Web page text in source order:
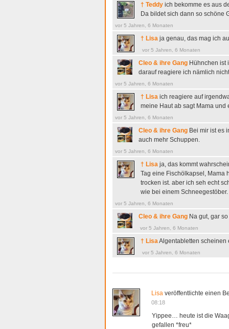
† Teddy ich bekomme es aus
Da bildet sich dann so schöne
vor 5 Jahren, 6 Monaten
† Lisa ja genau, das mag ich
vor 5 Jahren, 6 Monaten
Cleo & ihre Gang Hühnchen ist
darauf reagiere ich nämlich
vor 5 Jahren, 6 Monaten
† Lisa ich reagiere auf
meine Haut ab sagt Mama und
vor 5 Jahren, 6 Monaten
Cleo & ihre Gang Bei mir ist es
auch mehr Schuppen.
vor 5 Jahren, 6 Monaten
† Lisa ja, das kommt
Tag eine Fischölkapsel, Mama
trocken ist. aber ich seh echt
wie bei einem Schneegestöber.
vor 5 Jahren, 6 Monaten
Cleo & ihre Gang Na gut, gar
vor 5 Jahren, 6 Monaten
† Lisa Algentabletten scheinen
vor 5 Jahren, 6 Monaten
Lisa veröffentlichte einen
08:18
Yippee… heute ist die
gefallen *freu*